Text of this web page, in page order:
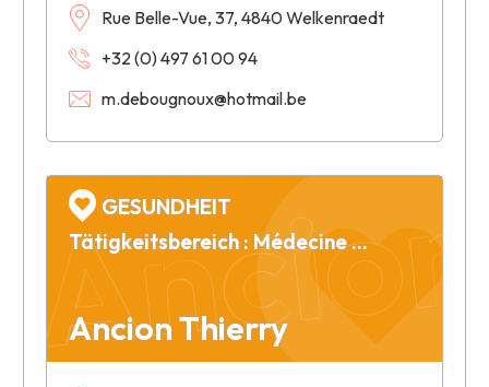
Rue Belle-Vue, 37, 4840 Welkenraedt
+32 (0) 497 61 00 94
m.debougnoux@hotmail.be
Ancion Thierry
GESUNDHEIT
Tätigkeitsbereich : Médecine générale